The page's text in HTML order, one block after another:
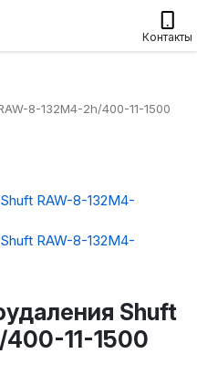
Контакты
8-132M4-2h/400-11-1500
Shuft
400-11-1500